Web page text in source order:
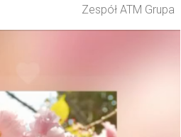
Zespół ATM Grupa